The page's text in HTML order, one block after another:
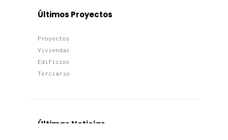
Últimos Proyectos
Proyectos
Viviendas
Edificios
Terciario
Últimas Noticias